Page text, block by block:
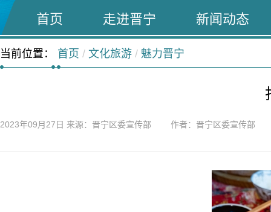
首页 走进晋宁 新闻动态
当前位置： 首页 / 文化旅游 / 魅力晋宁
2023年09月27日 来源：晋宁区委宣传部 作者：晋宁区委宣传部